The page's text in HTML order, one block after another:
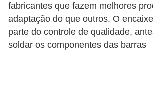
fabricantes que fazem melhores
adaptação do que outros. O
parte do controle de qualidade,
soldar os componentes das barras
t
e
r